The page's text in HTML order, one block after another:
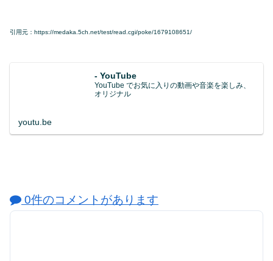
引用元：https://medaka.5ch.net/test/read.cgi/poke/1679108651/
- YouTube
YouTube でお気に入りの動画や音楽を楽しみ、
オリジナル
youtu.be
0件のコメントがあります